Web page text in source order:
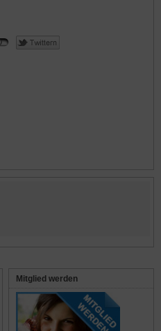
Mitglied werden